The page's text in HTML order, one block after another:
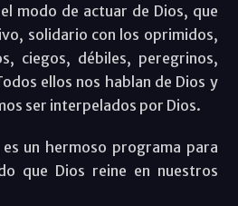
modo de actuar de Dios, que
solidario con los oprimidos,
ciegos, débiles, peregrinos,
ellos nos hablan de Dios y
ser interpelados por Dios.
un hermoso programa para
que Dios reine en nuestros